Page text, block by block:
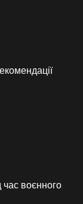
час воєнного